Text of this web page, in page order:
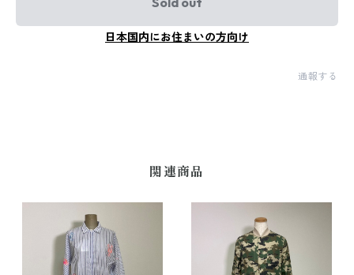
日本国内にお住まいの方向け
通報する
関連商品